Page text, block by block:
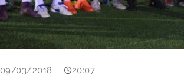
09/03/2018 20:07